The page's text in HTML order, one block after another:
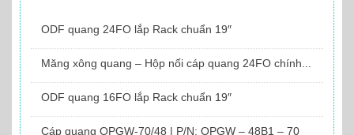
ODF quang 24FO lắp Rack chuẩn 19″
Măng xông quang – Hộp nối cáp quang 24FO chính...
ODF quang 16FO lắp Rack chuẩn 19″
Cáp quang OPGW-70/48 | P/N: OPGW – 48B1 – 70